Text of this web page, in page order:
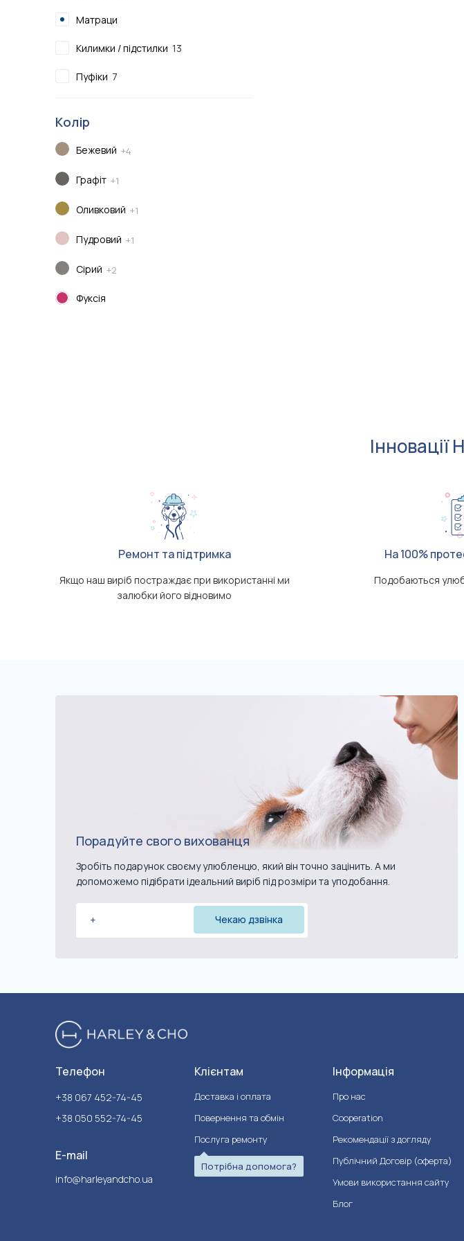
Матраци
Килимки / підстилки 13
Пуфіки 7
Колір
Бежевий +4
Графіт +1
Оливковий +1
Пудровий +1
Сірий +2
Фуксія
Інновації
Ремонт та підтримка
Якщо наш виріб постраждає при використанні ми
залюбки його відновимо
На 100%
Подобаються
Порадуйте свого вихованця
Зробіть подарунок своєму улюбленцю, який він точно зацінить. А ми
допоможемо підібрати ідеальний виріб під розміри та уподобання.
Телефон
+38 067 452-74-45
+38 050 552-74-45
E-mail
info@harleyandcho.ua
Клієнтам
Доставка і оплата
Повернення та обмін
Послуга ремонту
Потрібна допомога?
Інформація
Про нас
Cooperation
Рекомендації з догляду
Публічний Договір (оферта)
Умови використання сайту
Блог